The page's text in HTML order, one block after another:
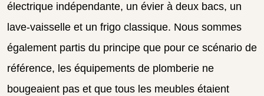
électrique indépendante, un évier à deux bacs, un
lave-vaisselle et un frigo classique. Nous sommes
également partis du principe que pour ce scénario de
référence, les équipements de plomberie ne
bougeaient pas et que tous les meubles étaient